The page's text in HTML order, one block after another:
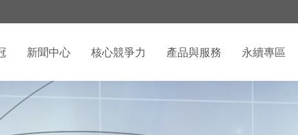
新聞中心 核心競爭力 產品與服務 永續專區